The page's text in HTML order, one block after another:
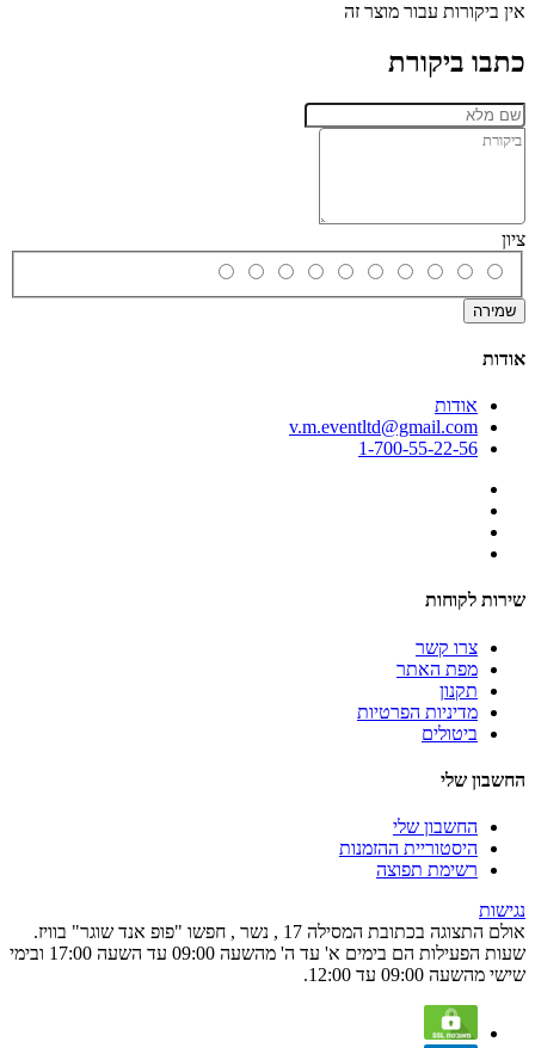
אין ביקורות עבור מוצר זה
כתבו ביקורת
ציון
שמירה
אודות
אודות
v.m.eventltd@gmail.com
1-700-55-22-56
שירות לקוחות
צרו קשר
מפת האתר
תקנון
מדיניות הפרטיות
ביטולים
החשבון שלי
החשבון שלי
היסטוריית ההזמנות
רשימת תפוצה
נגישות
אולם התצוגה בכתובת המסילה 17 , נשר , חפשו "פופ אנד שוגר" בוויז.
שעות הפעילות הם בימים א' עד ה' מהשעה 09:00 עד השעה 17:00 ובימי
שישי מהשעה 09:00 עד 12:00.